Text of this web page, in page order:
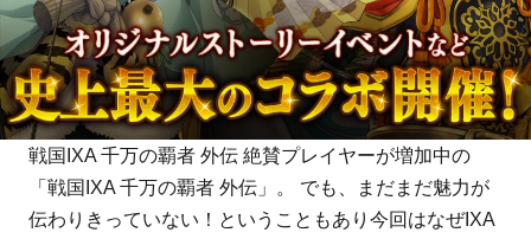
戦国IXA 千万の覇者 外伝 絶賛プレイヤーが増加中の
「戦国IXA 千万の覇者 外伝」。 でも、まだまだ魅力が
伝わりきっていない！ということもあり今回はなぜIXA